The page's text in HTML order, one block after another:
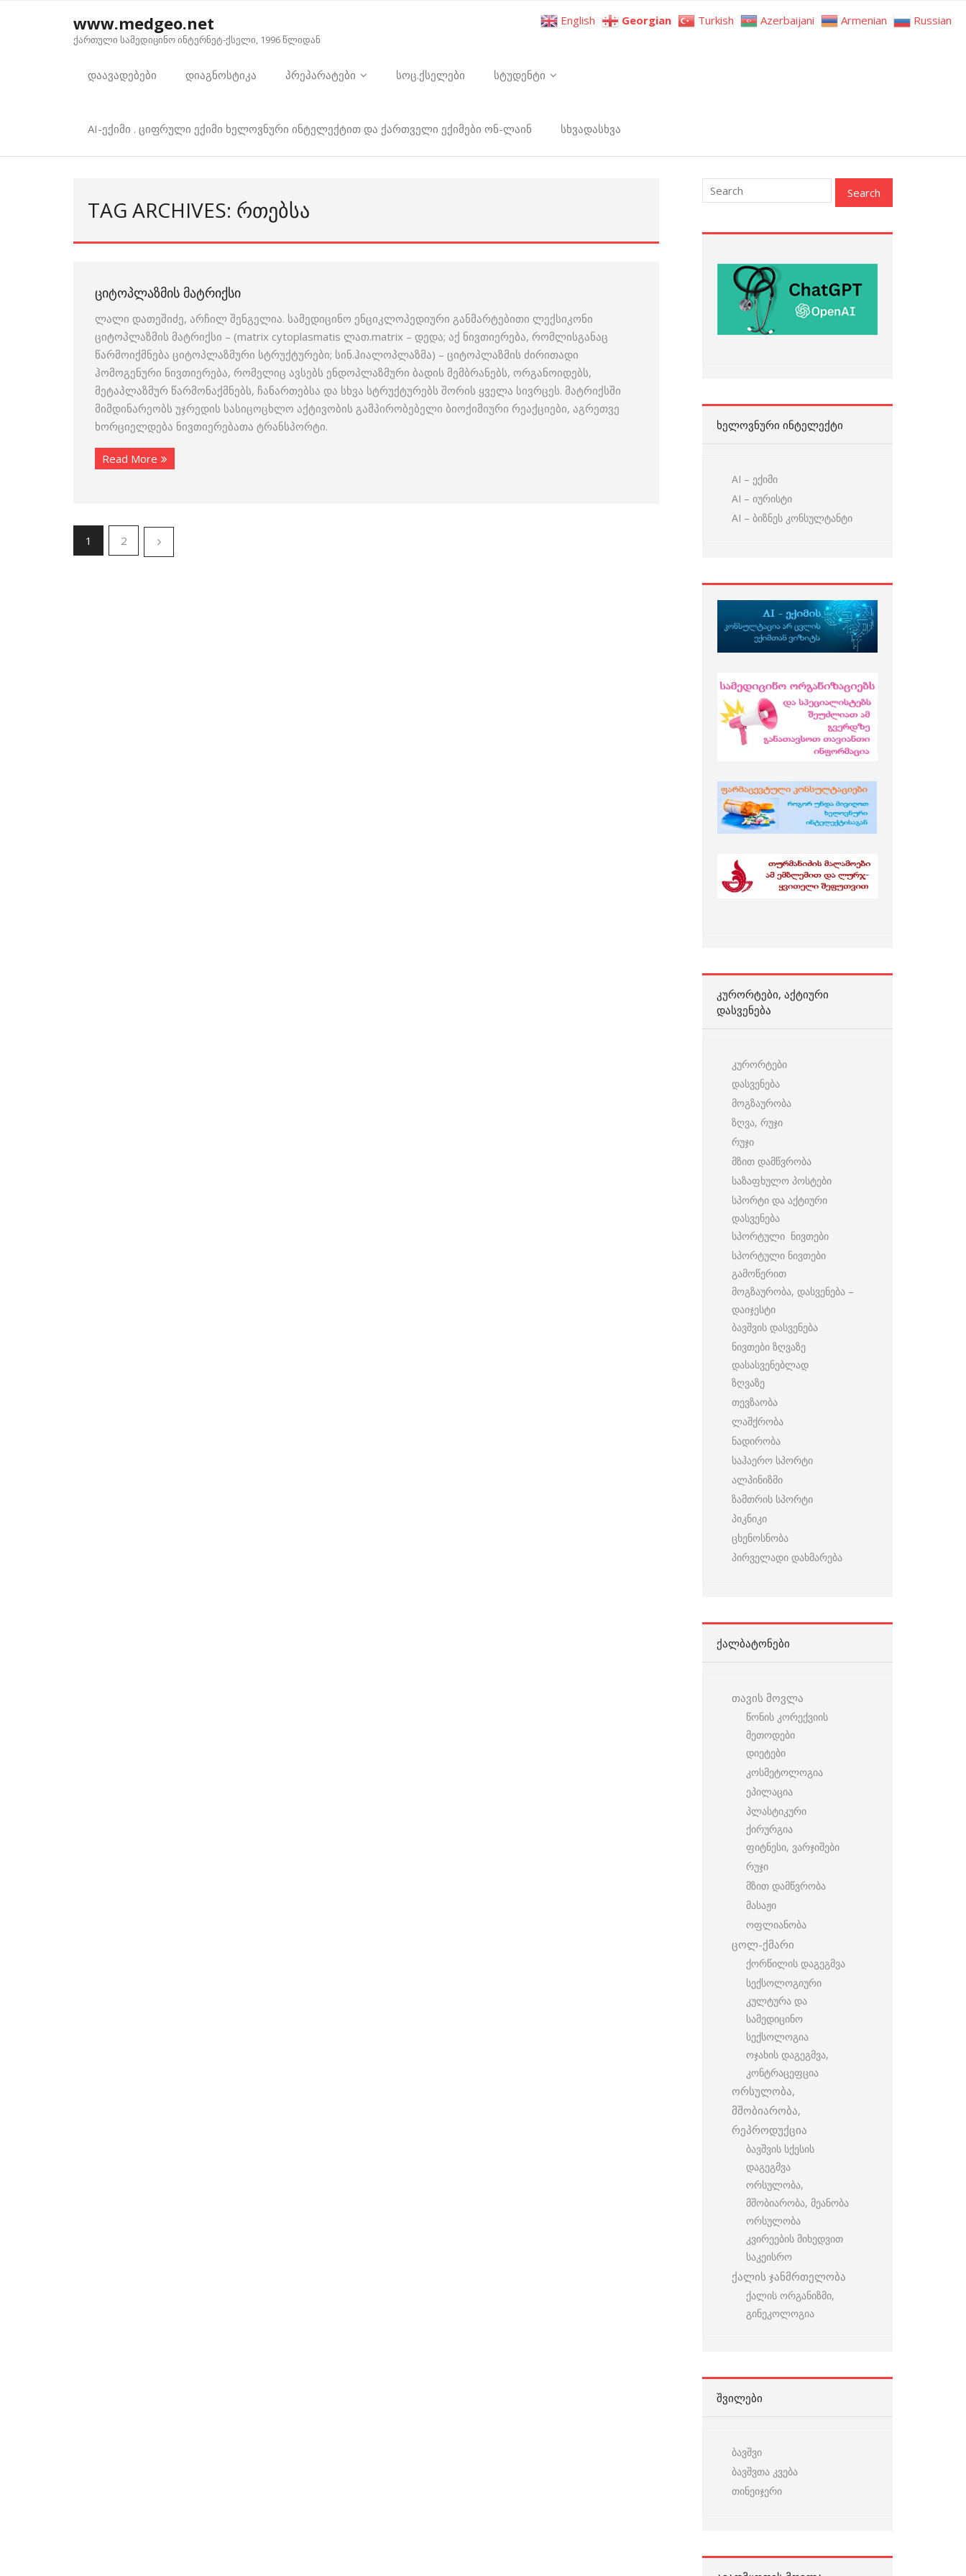
www.medgeo.net
ქართული სამედიცინო ინტერნეტ-ქსელი, 1996 წლიდან
დაავადებები დიაგნოსტიკა პრეპარატები სოც.ქსელები სტუდენტი
AI-ექიმი . ციფრული ექიმი ხელოვნური ინტელექტით და ქართველი ექიმები ონ-ლაინ სხვადასხვა
TAG ARCHIVES: ᲠᲗᲔᲑᲡᲐ
ᲪᲘᲢᲝᲞᲚᲐᲖᲛᲘᲡ ᲛᲐᲢᲠᲘᲥᲡᲘ
ლალი დათეშიძე, არჩილ შენგელია. სამედიცინო ენციკლოპედიური განმარტებითი ლექსიკონი
ციტოპლაზმის მატრიქსი – (matrix cytoplasmatis ლათ.matrix – დედა; აქ ნივთიერება, რომლისგანაც
წარმოიქმნება ციტოპლაზმური სტრუქტურები; სინ.ჰიალოპლაზმა) – ციტოპლაზმის ძირითადი
ჰომოგენური ნივთიერება, რომელიც ავსებს ენდოპლაზმური ბადის მემ­ბრანებს, ორგანოიდებს,
მეტაპლაზმურ წარმონაქმნებს, ჩანართებსა და სხვა სტრუქტურებს შორის ყველა სივრცეს. მატრიქსში
მიმდი­ნარეობს უჯრედის სასიცოცხლო აქტივობის გამპირობებელი ბიოქი­მიური რეაქციები, აგრეთვე
ხორციელდება ნივთიერებათა ტრანსპორტი.
Read More
1 2
ᲮᲔᲚᲝᲕᲜᲣᲠᲘ ᲘᲜᲢᲔᲚᲔᲥᲢᲘ
AI – ექიმი
AI – იურისტი
AI – ბიზნეს კონსულტანტი
ᲙᲣᲠᲝᲠᲢᲔᲑᲘ, ᲐᲥᲢᲘᲣᲠᲘ
ᲓᲐᲡᲕᲔᲜᲔᲑᲐ
კურორტები
დასვენება
მოგზაურობა
ზღვა, რუჯი
რუჯი
მზით დამწვრობა
საზაფხულო პოსტები
სპორტი და აქტიური
დასვენება
სპორტული ნივთები
სპორტული ნივთები
გამოწერით
მოგზაურობა, დასვენება –
დაიჯესტი
ბავშვის დასვენება
ნივთები ზღვაზე
დასასვენებლად
ზღვაზე
თევზაობა
ლაშქრობა
ნადირობა
საჰაერო სპორტი
ალპინიზმი
ზამთრის სპორტი
პიკნიკი
ცხენოსნობა
პირველადი დახმარება
ᲥᲐᲚᲑᲐᲢᲝᲜᲔᲑᲘ
თავის მოვლა
წონის კორექვიის
მეთოდები
დიეტები
კოსმეტოლოგია
ეპილაცია
პლასტიკური
ქირურგია
ფიტნესი, ვარჯიშები
რუჯი
მზით დამწვრობა
მასაჟი
ოფლიანობა
ცოლ-ქმარი
ქორწილის დაგეგმვა
სექსოლოგიური
კულტურა და
სამედიცინო
სექსოლოგია
ოჯახის დაგეგმვა,
კონტრაცეფცია
ორსულობა,
მშობიარობა,
რეპროდუქცია
ბავშვის სქესის
დაგეგმვა
ორსულობა,
მშობიარობა, მეანობა
ორსულობა
კვირეების მიხედვით
საკეისრო
ქალის ჯანმრთელობა
ქალის ორგანიზმი,
გინეკოლოგია
ᲨᲕᲘᲚᲔᲑᲘ
ბავშვი
ბავშვთა კვება
თინეიჯერი
English Georgian Turkish Azerbaijani Armenian Russian